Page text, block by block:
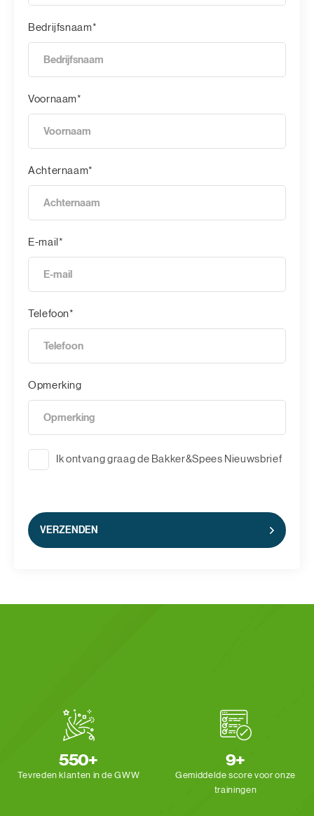
Bedrijfsnaam*
Voornaam*
Achternaam*
E-mail*
Telefoon*
Opmerking
Ik ontvang graag de Bakker&Spees Nieuwsbrief
VERZENDEN
550+
Tevreden klanten in de GWW
9+
Gemiddelde score vooronze
trainingen